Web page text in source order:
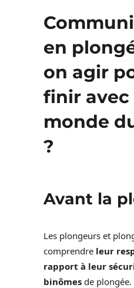
en
on agir
finir avec
monde
?
Avant la
Les plongeurs et
comprendre leur
rapport à leur
binômes de